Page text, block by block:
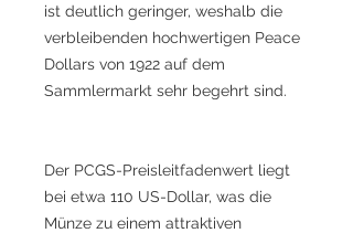
ist deutlich geringer, weshalb die
verbleibenden hochwertigen Peace
Dollars von 1922 auf dem
Sammlermarkt sehr begehrt sind.
Der PCGS-Preisleitfadenwert liegt
bei etwa 110 US-Dollar, was die
Münze zu einem attraktiven